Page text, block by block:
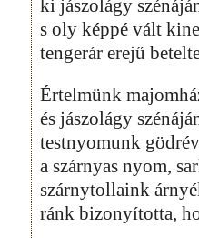
ki jászolágy
s oly képpé vált
tengerár erejű
Értelmünk
és jászolágy
testnyomunk
a szárnyas nyom,
szárnytollaink
ránk bizonyította,